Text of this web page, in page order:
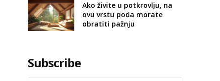
Ako živite u potkrovlju, na
ovu vrstu poda morate
obratiti pažnju
Subscribe